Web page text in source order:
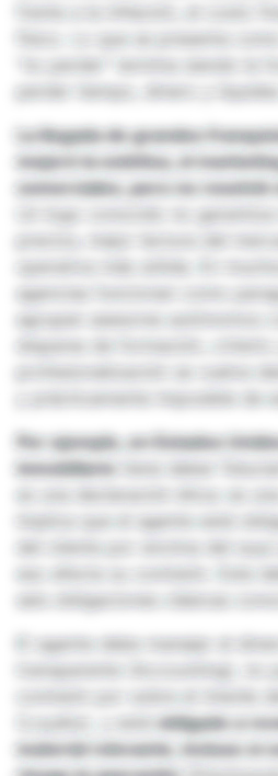
frente a la inflación, el costo
físico. Lo que se presenta
“no perder” termina siendo la
perder tiempo, dinero y liquidez.
La llegada de grandes
mejoró la estética, el
comerciales, pero no resolvió
Un logo conocido no garantiza
precios, mejor lectura del
operativa más sólida. En
agencias funcionan como
agrupan asesores autónomos
dispares de formación, criterio
profesionalización se vuelve
y prácticamente imposible de
Por ejemplo, en Estados
inmobiliario tiene deber
es una declaración ética: es
implica que el agente está
del cliente por encima del
eso afecta su comisión. Este
seis obligaciones clásicas
El agente debe manejar el
transparente (Accounting), no
comisión por sobre el interés
(Loyalty), y está obligado a
material relevante, incluso si